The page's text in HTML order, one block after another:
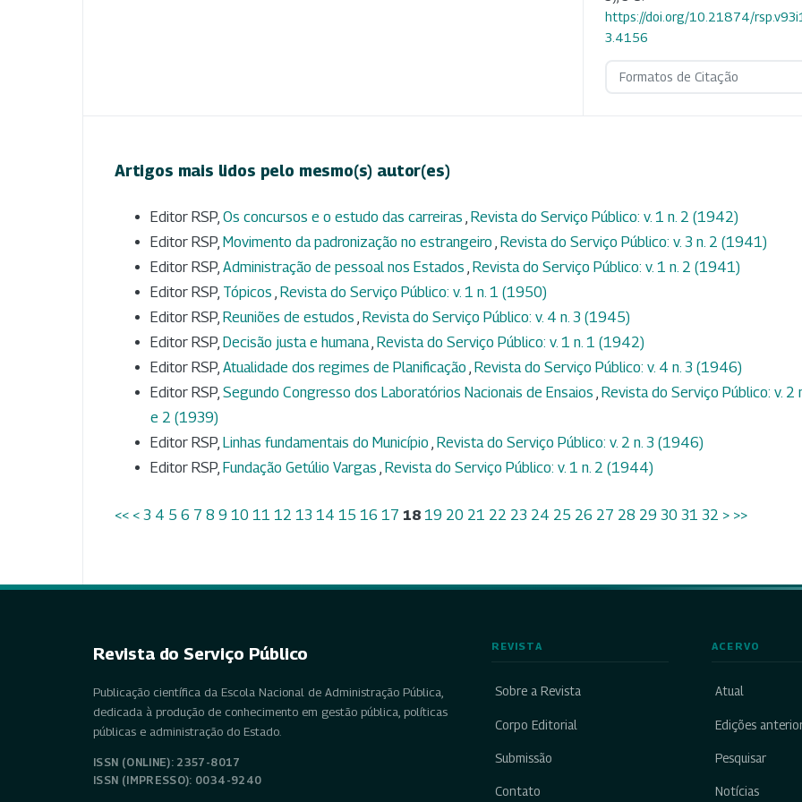
https://doi.org/10.21874/
3.4156
Formatos de Citação
Artigos mais lidos pelo mesmo(s) autor(es)
Editor RSP, Os concursos e o estudo das carreiras Revista do Serviço Público: v. 1 n. 2 (1942)
Editor RSP, Movimento da padronização no estrangeiro Revista do Serviço Público: v. 3 n. 2 (1941)
Editor RSP, Administração de pessoal nos Estados Revista do Serviço Público: v. 1 n. 2 (1941)
Editor RSP, Tópicos Revista do Serviço Público: v. 1 n. 1 (1950)
Editor RSP, Reuniões de estudos Revista do Serviço Público: v. 4 n. 3 (1945)
Editor RSP, Decisão justa e humana Revista do Serviço Público: v. 1 n. 1 (1942)
Editor RSP, Atualidade dos regimes de Planificação Revista do Serviço Público: v. 4 n. 3 (1946)
Editor RSP, Segundo Congresso dos Laboratórios Nacionais de Ensaios Revista do Serviço Público: v. 2
e 2 (1939)
Editor RSP, Linhas fundamentais do Município Revista do Serviço Público: v. 2 n. 3 (1946)
Editor RSP, Fundação Getúlio Vargas Revista do Serviço Público: v. 1 n. 2 (1944)
<< < 3 4 5 6 7 8 9 10 11 12 13 14 15 16 17 18 19 20 21 22 23 24 25 26 27 28 29 30 31 32 > >>
Revista do Serviço Público
Publicação científica da Escola Nacional de Administração Pública,
dedicada à produção de conhecimento em gestão pública, políticas
públicas e administração do Estado.
ISSN (ONLINE): 2357-8017
ISSN (IMPRESSO): 0034-9240
REVISTA
Sobre a Revista
Corpo Editorial
Submissão
Contato
ACERVO
Atual
Edições
Pesquisar
Notícias